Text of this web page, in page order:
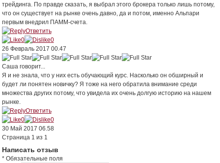
трейдинга. По правде сказать, я выбрал этого брокера только лишь потому,
что он существует на рынке очень давно, да и потом, именно Альпари
первым внедрил ПАММ-счета.
Ответить
0
0
26 Февраль 2017 00.47
Сашаговорит...
Я и не знала, что у них есть обучающий курс. Насколько он обширный и
будет ли понятен новичку? Я тоже на него обратила внимание среди
множества других потому, что увидела их очень долгую историю на нашем
рынке.
Ответить
0
0
30 Май 2017 06.58
Страница 1 из 1
Написать отзыв
* Обязательные поля